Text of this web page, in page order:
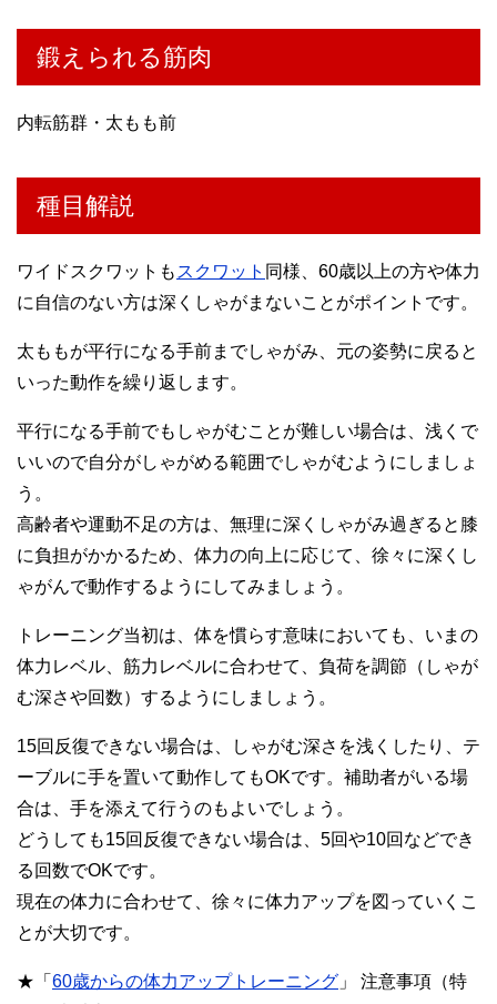
鍛えられる筋肉
内転筋群・太もも前
種目解説
ワイドスクワットも スクワット 同様、60歳以上の方や体力
に自信のない方は深くしゃがまないことがポイントです。
太ももが平行になる手前までしゃがみ、元の姿勢に戻ると
いった動作を繰り返します。
平行になる手前でもしゃがむことが難しい場合は、浅くで
いいので自分がしゃがめる範囲でしゃがむようにしましょ
う。
高齢者や運動不足の方は、無理に深くしゃがみ過ぎると膝
に負担がかかるため、体力の向上に応じて、徐々に深くし
ゃがんで動作するようにしてみましょう。
トレーニング当初は、体を慣らす意味においても、いまの
体力レベル、筋力レベルに合わせて、負荷を調節（しゃが
む深さや回数）するようにしましょう。
15回反復できない場合は、しゃがむ深さを浅くしたり、テ
ーブルに手を置いて動作してもOKです。補助者がいる場
合は、手を添えて行うのもよいでしょう。
どうしても15回反復できない場合は、5回や10回などでき
る回数でOKです。
現在の体力に合わせて、徐々に体力アップを図っていくこ
とが大切です。
★「 60歳からの体力アップトレーニング 」 注意事項（特